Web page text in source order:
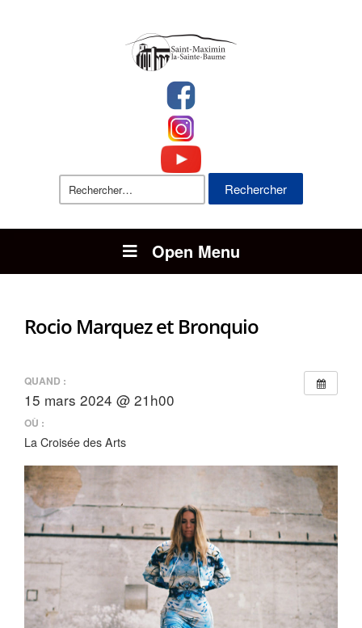
Rechercher :
Open Menu
Rocio Marquez et Bronquio
QUAND :
15 mars 2024 @ 21h00
OÙ :
La Croisée des Arts